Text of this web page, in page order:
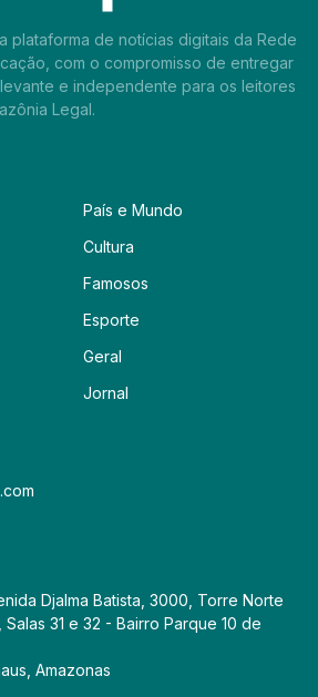
plataforma de notícias digitais da Rede
com o compromisso de entregar
e independente para os leitores
Legal.
País e Mundo
Cultura
Famosos
Esporte
Geral
Jornal
Djalma Batista, 3000, Torre Norte
31 e 32 - Bairro Parque 10 de
Amazonas